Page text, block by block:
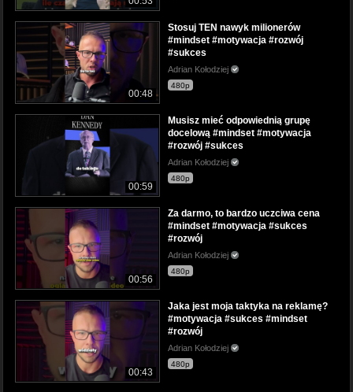
00:48
Stosuj TEN nawyk milionerów
#mindset #motywacja #rozwój
#sukces
Adrian Kołodziej
480p
00:59
Musisz mieć odpowiednią grupę
docelową #mindset #motywacja
#rozwój #sukces
Adrian Kołodziej
480p
00:56
Za darmo, to bardzo uczciwa cena
#mindset #motywacja #sukces
#rozwój
Adrian Kołodziej
480p
00:43
Jaka jest moja taktyka na reklamę?
#motywacja #sukces #mindset
#rozwój
Adrian Kołodziej
480p